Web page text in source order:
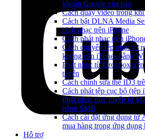
khoản Google của bạn
Cách quay video trong
Cách bật DLNA Media
phát nhạc trên iPhone
Cách phát nhạc trên
Cách chuyển tệp nhạc từ
không cần iTunes bằng
Phát nhạc từ Dropbox
tuyến
Cách chỉnh sửa thẻ ID3
Cách phát tệp cục bộ (tệp
Phát nhạc trực tuyến từ
bằng SMB
Cách cài đặt ứng dụng từ
mua hàng trong ứng dụng
Hỗ trợ